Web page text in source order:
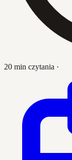
20 min czytania ·